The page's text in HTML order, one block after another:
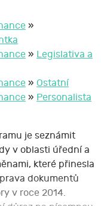
»
» Legislativa a
» Ostatní
» Personalista
je seznámit
v oblasti úřední a
které přinesla
dokumentů
v roce 2014.